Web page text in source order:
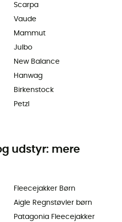
Scarpa
Vaude
Mammut
Julbo
New Balance
Hanwag
Birkenstock
Petzl
udstyr: mere
Fleecejakker Børn
Aigle Regnstøvler børn
Patagonia Fleecejakker